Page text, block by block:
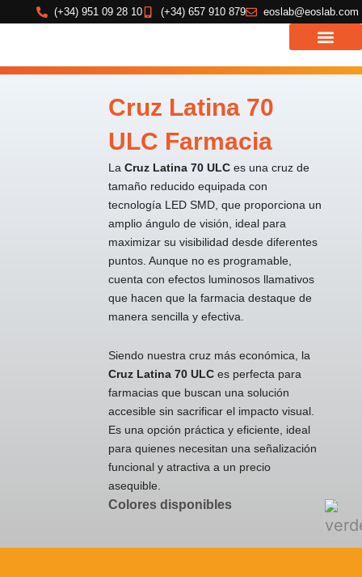
contenido
(+34) 951 09 28 10 (+34) 657 910 879 eoslab@eoslab.com
Cruz Latina 70
ULC Farmacia
LaCruz Latina 70 ULC es una cruz de
tamaño reducido equipada con
tecnología LED SMD, que proporciona un
amplio ángulo de visión, ideal para
maximizar su visibilidad desde diferentes
puntos. Aunque no es programable,
cuenta con efectos luminosos llamativos
que hacen que la farmacia destaque de
manera sencilla y efectiva.
Siendo nuestra cruz más económica, la
Cruz Latina 70 ULC es perfecta para
farmacias que buscan una solución
accesible sin sacrificar el impacto visual.
Es una opción práctica y eficiente, ideal
para quienes necesitan una señalización
funcional y atractiva a un precio
asequible.
Colores disponibles